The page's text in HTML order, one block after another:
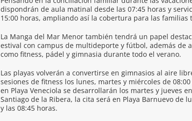
dispondrán de aula matinal desde las 07:45 horas y
15:00 horas, ampliando así la cobertura para las familias
La Manga del Mar Menor también tendrá un papel
estival con campus de multideporte y fútbol, además de
como fitness, pádel y gimnasia durante todo el verano.
Las playas volverán a convertirse en gimnasios al aire
sesiones de fitness los lunes, martes y miércoles de
en Playa Veneciola se desarrollarán los martes y jueves
Santiago de la Ribera, la cita será en Playa Barnuevo de
y las 08:45 horas.